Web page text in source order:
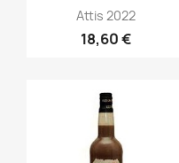
Vista rápida
Attis 2022
18,60 €